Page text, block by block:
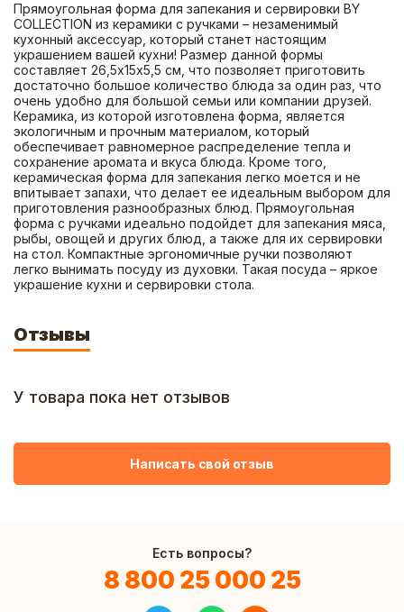
Прямоугольная форма для запекания и сервировки BY
COLLECTION из керамики с ручками – незаменимый
кухонный аксессуар, который станет настоящим
украшением вашей кухни! Размер данной формы
составляет 26,5х15х5,5 см, что позволяет приготовить
достаточно большое количество блюда за один раз, что
очень удобно для большой семьи или компании друзей.
Керамика, из которой изготовлена форма, является
экологичным и прочным материалом, который
обеспечивает равномерное распределение тепла и
сохранение аромата и вкуса блюда. Кроме того,
керамическая форма для запекания легко моется и не
впитывает запахи, что делает ее идеальным выбором для
приготовления разнообразных блюд. Прямоугольная
форма с ручками идеально подойдет для запекания мяса,
рыбы, овощей и других блюд, а также для их сервировки
на стол. Компактные эргономичные ручки позволяют
легко вынимать посуду из духовки. Такая посуда – яркое
украшение кухни и сервировки стола.
Отзывы
У товара пока нет отзывов
Написать свой отзыв
Есть вопросы?
8 800 25 000 25